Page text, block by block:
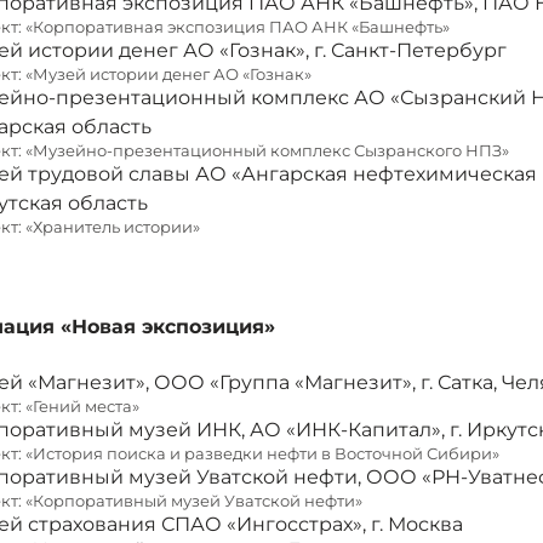
«Корпоративная экспозиция ПАО АНК «Башнефть»
истории денег АО «Гознак», г. Санкт-Петербург
«Музей истории денег АО «Гознак»
презентационный комплекс АО «Сызранский
область
«Музейно-презентационный комплекс Сызранского НПЗ»
трудовой славы АО «Ангарская
область
«Хранитель истории»
«Новая экспозиция»
«Магнезит», ООО «Группа «Магнезит», г. Сатка,
«Гений места»
музей ИНК, АО «ИНК-Капитал», г.
«История поиска и разведки нефти в Восточной Сибири»
музей Уватской нефти, ООО «РН-
«Корпоративный музей Уватской нефти»
страхования СПАО «Ингосстрах», г. Москва